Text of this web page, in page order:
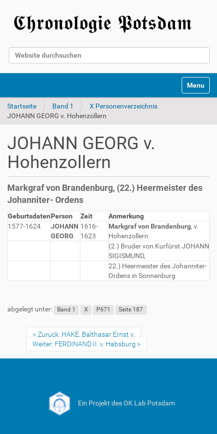
Website durchsuchen
Toggle
Startseite Band 1
X Personenverzeichnis
JOHANN GEORG v. Hohenzollern
JOHANN GEORG v.
Hohenzollern
Markgraf von Brandenburg, (22.) Heermeister des
Johanniter- Ordens
GeburtsdatenPerson Zeit
Anmerkung
1577-1624
JOHANN
GEORG
1616-
1623
Markgraf von Brandenburg, v.
Hohenzollern
(2.) Bruder von Kurfürst JOHANN
SIGISMUND,
22.) Heermeister des Johanniter-
Ordens in Sonnenburg
abgelegt unter: Band 1 X P671 Seite 187
Zurück: HAKE, Balthasar Ernst v.
Weiter: FERDINAND II. v. Habsburg
Ein Projekt des OK Lab Potsdam